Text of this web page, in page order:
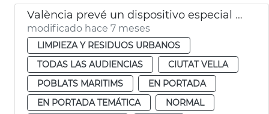
València prevé un dispositivo especial limpia en Navidad
modificado hace 7 meses
LIMPIEZA Y RESIDUOS URBANOS
TODAS LAS AUDIENCIAS
CIUTAT VELLA
POBLATS MARITIMS
EN PORTADA
EN PORTADA TEMÁTICA
NORMAL